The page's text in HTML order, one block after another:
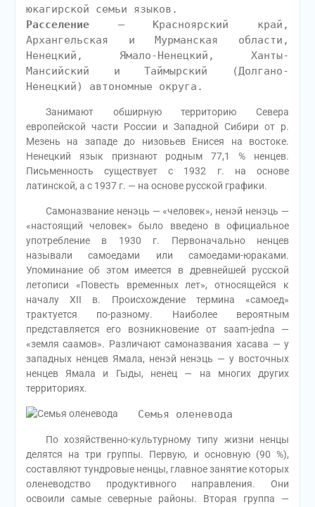
юкагирской семьи языков.
Расселение– Красноярский край,
Архангельская и Мурманская области,
Ненецкий, Ямало-Ненецкий, Ханты-
Мансийский и Таймырский (Долгано-
Ненецкий) автономные округа.
Занимают обширную территорию Севера
европейской части России и Западной Сибири от р.
Мезень на западе до низовьев Енисея на востоке.
Ненецкий язык признают родным 77,1 % ненцев.
Письменность существует с 1932 г. на основе
латинской, а с 1937 г. — на основе русской графики.
Самоназвание ненэць — «человек», ненэй ненэць —
«настоящий человек» было введено в официальное
употребление в 1930 г. Первоначально ненцев
называли самоедами или самоедами-юраками.
Упоминание об этом имеется в древнейшей русской
летописи «Повесть временных лет», относящейся к
началу XII в. Происхождение термина «самоед»
трактуется по-разному. Наиболее вероятным
представляется его возникновение от saam-jedna —
«земля саамов». Различают самоназвания хасава — у
западных ненцев Ямала, ненэй ненэць — у восточных
ненцев Ямала и Гыды, ненец — на многих других
территориях.
Семья оленевода
По хозяйственно-культурному типу жизни ненцы
делятся на три группы. Первую, и основную (90 %),
составляют тундровые ненцы, главное занятие которых
оленеводство продуктивного направления. Они
освоили самые северные районы. Вторая группа —